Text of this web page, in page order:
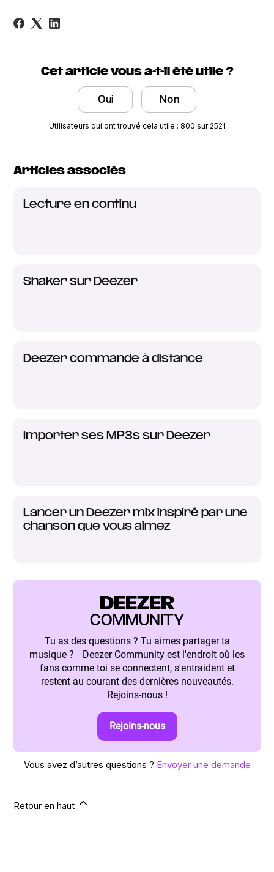
Cet article vous a-t-il été utile ?
Oui Non
Utilisateurs qui ont trouvé cela utile : 800 sur 2521
Articles associés
Lecture en continu
Shaker sur Deezer
Deezer commande à distance
Importer ses MP3s sur Deezer
Lancer un Deezer mix inspiré par une
chanson que vous aimez
DEEZER
COMMUNITY
Tu as des questions ? Tu aimes partager ta
musique ? Deezer Community est l'endroit où les
fans comme toi se connectent, s'entraident et
restent au courant des dernières nouveautés.
Rejoins-nous !
Rejoins-nous
Vous avez d’autres questions ? Envoyer une demande
Retour en haut